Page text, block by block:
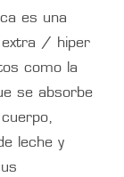
es una
extra / hiper
como la
se absorbe
leche y